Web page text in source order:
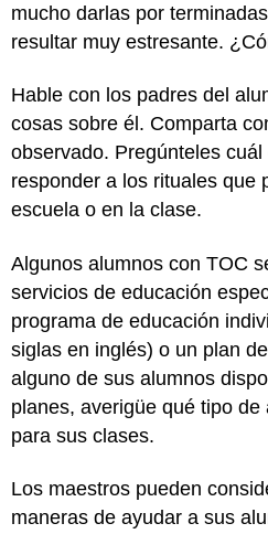
mucho darlas por
resultar muy estresante.
Hable con los padres del
cosas sobre él. Comparta
observado. Pregúnteles
responder a los rituales que
escuela o en la clase.
Algunos alumnos con TOC
servicios de educación
programa de educación
siglas en inglés) o un plan
alguno de sus alumnos
planes, averigüe qué tipo
para sus clases.
Los maestros pueden
maneras de ayudar a sus